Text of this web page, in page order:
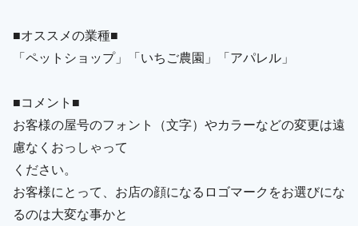
■オススメの業種■
「ペットショップ」「いちご農園」「アパレル」
■コメント■
お客様の屋号のフォント（文字）やカラーなどの変更は遠
慮なくおっしゃって
ください。
お客様にとって、お店の顔になるロゴマークをお選びにな
るのは大変な事かと